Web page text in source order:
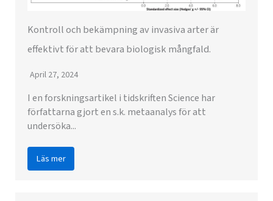
Kontroll och bekämpning av invasiva arter är
effektivt för att bevara biologisk mångfald.
April 27, 2024
I en forskningsartikel i tidskriften Science har
författarna gjort en s.k. metaanalys för att
undersöka...
Läs mer